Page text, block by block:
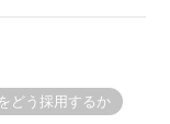
どう採用するか